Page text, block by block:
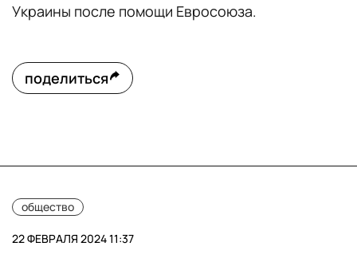
Украины после помощи Евросоюза.
поделиться
общество
22 ФЕВРАЛЯ 2024 11:37